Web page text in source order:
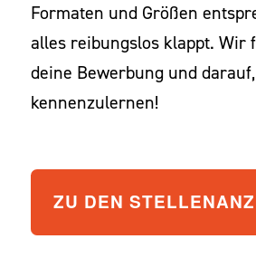
Formaten und Größen
alles reibungslos klappt. Wir
deine Bewerbung und
kennenzulernen!
ZU DEN